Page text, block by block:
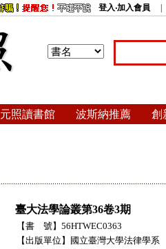
登入‧加入會員
元照讀書館 波斯納推薦 創
臺大法學論叢第36卷3期
【書 號】56HTWEC0363
【出版單位】國立臺灣大學法律學系